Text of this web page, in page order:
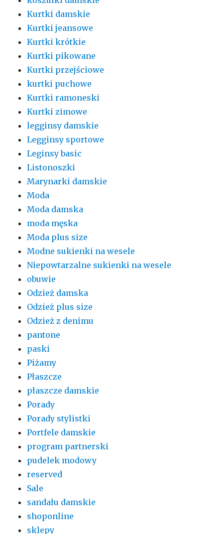
Kurtki damskie
Kurtki jeansowe
Kurtki krótkie
Kurtki pikowane
Kurtki przejściowe
kurtki puchowe
Kurtki ramoneski
Kurtki zimowe
legginsy damskie
Legginsy sportowe
Leginsy basic
Listonoszki
Marynarki damskie
Moda
Moda damska
moda męska
Moda plus size
Modne sukienki na wesele
Niepowtarzalne sukienki na wesele
obuwie
Odzież damska
Odzież plus size
Odzież z denimu
pantone
paski
Piżamy
Płaszcze
płaszcze damskie
Porady
Porady stylistki
Portfele damskie
program partnerski
pudelek modowy
reserved
Sale
sandału damskie
shoponline
sklepy